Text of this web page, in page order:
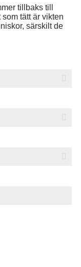
tillbaks till
tätt är vikten
särskilt de